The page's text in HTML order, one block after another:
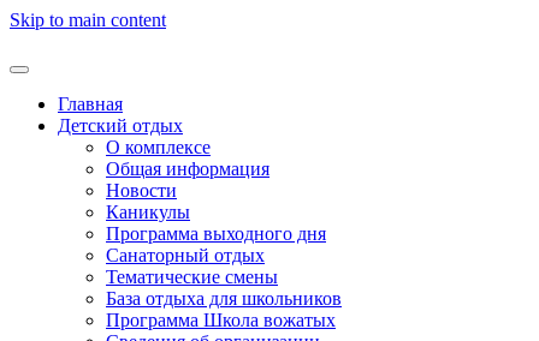
Skip to main content
Главная
Детский отдых
О комплексе
Общая информация
Новости
Каникулы
Программа выходного дня
Санаторный отдых
Тематические смены
База отдыха для школьников
Программа Школа вожатых